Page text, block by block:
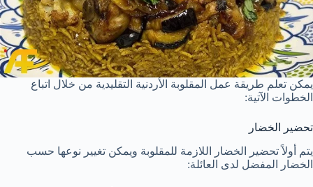
يمكن تعلم طريقة عمل المقلوبة الأردنية التقليدية من خلال اتباع
الخطوات الآتية:
تحضير الخضار
يتم أولاً تحضير الخضار اللازمة للمقلوبة ويمكن تغيير نوعها حسب
الخضار المفضل لدى العائلة: